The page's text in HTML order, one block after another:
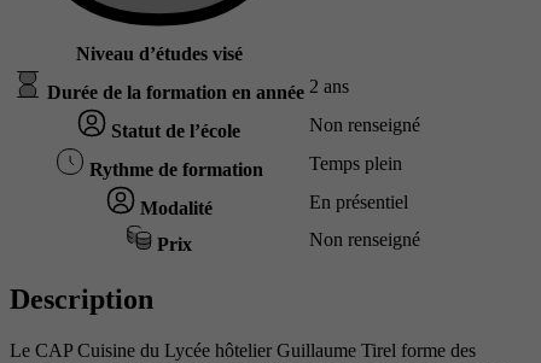
Niveau d’études visé
Durée de la formation en année 2 ans
Statut de l’école Non renseigné
Rythme de formation Temps plein
Modalité En présentiel
Prix Non renseigné
Description
Le CAP Cuisine du Lycée hôtelier Guillaume Tirel forme des